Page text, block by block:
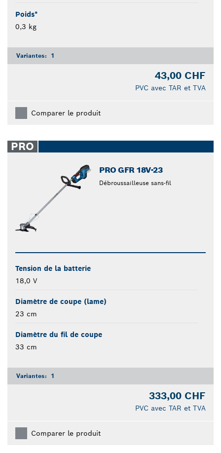
Poids*
0,3 kg
Variantes: 1
43,00 CHF
PVC avec TAR et TVA
Comparer le produit
PRO
PRO GFR 18V-23
Débroussailleuse sans-fil
Tension de la batterie
18,0 V
Diamètre de coupe (lame)
23 cm
Diamètre du fil de coupe
33 cm
Variantes: 1
333,00 CHF
PVC avec TAR et TVA
Comparer le produit